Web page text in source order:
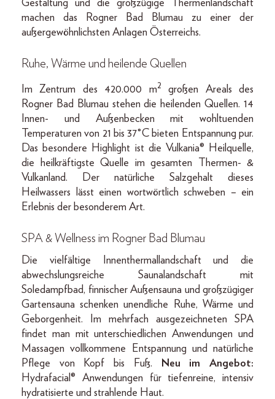
Gestaltung und die großzügige Thermenlandschaft
machen das Rogner Bad Blumau zu einer der
außergewöhnlichsten Anlagen Österreichs.
Ruhe, Wärme und heilende Quellen
Im Zentrum des 420.000 m2
großen Areals des
Rogner Bad Blumau stehen die heilenden Quellen. 14
Innen- und Außenbecken mit wohltuenden
Temperaturen von 21 bis 37°C bieten Entspannung pur.
Das besondere Highlight ist die Vulkania® Heilquelle,
die heilkräftigste Quelle im gesamten Thermen- &
Vulkanland. Der natürliche Salzgehalt dieses
Heilwassers lässt einen wortwörtlich schweben – ein
Erlebnis der besonderem Art.
SPA & Wellness im Rogner Bad Blumau
Die vielfältige Innenthermallandschaft und die
abwechslungsreiche Saunalandschaft mit
Soledampfbad, finnischer Außensauna und großzügiger
Gartensauna schenken unendliche Ruhe, Wärme und
Geborgenheit. Im mehrfach ausgezeichneten SPA
findet man mit unterschiedlichen Anwendungen und
Massagen vollkommene Entspannung und natürliche
Pflege von Kopf bis Fuß.
Neu im Angebot:
Hydrafacial® Anwendungen für tiefenreine, intensiv
hydratisierte und strahlende Haut.